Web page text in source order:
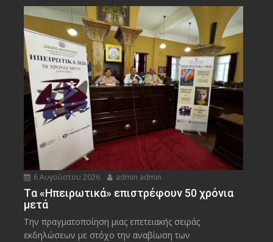
6 Αυγούστου 2026 admin admin
Tα «Ηπειρωτικά» επιστρέφουν 50 χρόνια
μετά
Την πραγματοποίηση μιας επετειακής σειράς
εκδηλώσεων με στόχο την αναβίωση των